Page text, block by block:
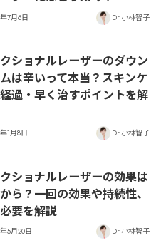
7月6日 Dr.小林智子
ショナルレーザーのダウン
は辛いって本当？スキンケ
過・早く治すポイントを解
1月8日 Dr.小林智子
ショナルレーザーの効果は
ら？一回の効果や持続性、
要を解説
5月20日 Dr.小林智子